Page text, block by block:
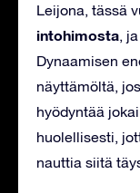
Leijona, tässä
intohimosta, ja
Dynaamisen
näyttämöltä,
hyödyntää
huolellisesti,
nauttia siitä